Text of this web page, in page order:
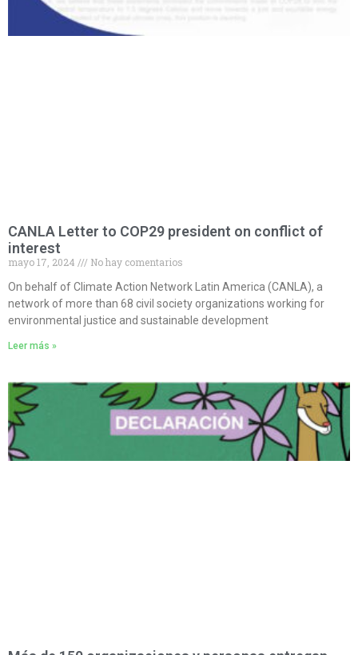
CANLA Letter to COP29 president on conflict of
interest
mayo 17, 2024
No hay comentarios
On behalf of Climate Action Network Latin America (CANLA), a
network of more than 68 civil society organizations working for
environmental justice and sustainable development
Leer más »